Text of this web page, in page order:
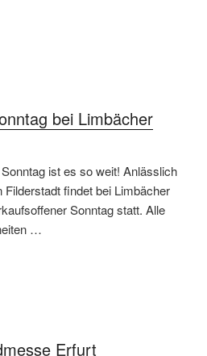
bei Limbächer
ist es so weit! Anlässlich
findet bei Limbächer
Sonntag statt. Alle
…
Erfurt